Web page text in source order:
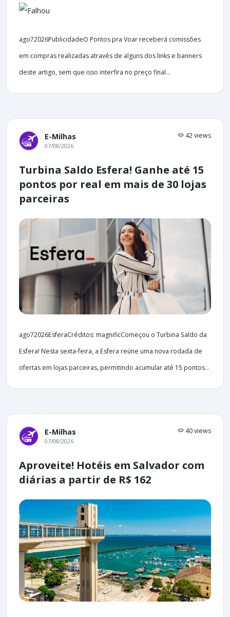
ago72026PublicidadeO Pontos pra Voar receberá comissões
em compras realizadas através de alguns dos links e banners
deste artigo, sem que isso interfira no preço final...
E-Milhas 42 views
07/08/2026
Turbina Saldo Esfera! Ganhe até 15
pontos por real em mais de 30 lojas
parceiras
ago72026EsferaCréditos: magnificComeçou o Turbina Saldo da
Esfera! Nesta sexta-feira, a Esfera reúne uma nova rodada de
ofertas em lojas parceiras, permitindo acumular até 15 pontos...
E-Milhas 40 views
07/08/2026
Aproveite! Hotéis em Salvador com
diárias a partir de R$ 162